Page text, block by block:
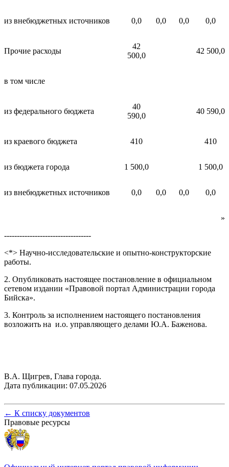
из внебюджетных источников 0,0 0,0 0,0 0,0
Прочие расходы
42
500,0
42 500,0
в том числе
из федерального бюджета
40
590,0
40 590,0
из краевого бюджета 410 410
из бюджета города 1 500,0 1 500,0
из внебюджетных источников 0,0 0,0 0,0 0,0
»
----------------------------------
<*> Научно-исследовательские и опытно-конструкторские
работы.
2. Опубликовать настоящее постановление в официальном
сетевом издании «Правовой портал Администрации города
Бийска».
3. Контроль за исполнением настоящего постановления
возложить на и.о. управляющего делами Ю.А. Баженова.
В.А. Щигрев, Глава города.
Дата публикации: 07.05.2026
← К списку документов
Правовые ресурсы